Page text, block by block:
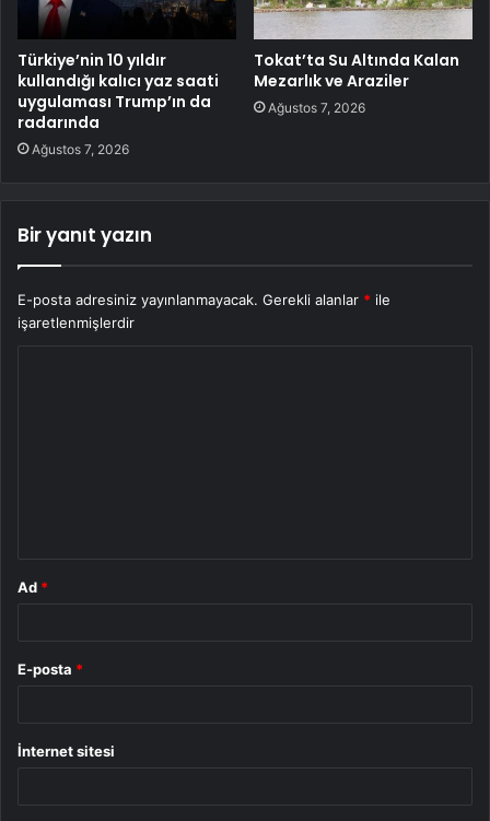
Türkiye’nin 10 yıldır
kullandığı kalıcı yaz saati
uygulaması Trump’ın da
radarında
Ağustos 7, 2026
Tokat’ta Su Altında Kalan
Mezarlık ve Araziler
Ağustos 7, 2026
Bir yanıt yazın
E-posta adresiniz yayınlanmayacak. Gerekli alanlar * ile
işaretlenmişlerdir
Ad *
E-posta *
İnternet sitesi